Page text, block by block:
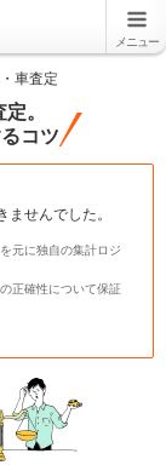
メニュー
車査定
。
コツ
せんでした。
元に独自の集計ロジ
正確性について保証